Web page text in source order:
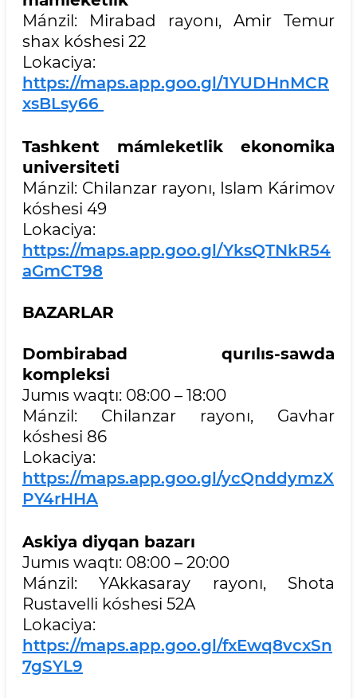
Mánzil: Mirabad rayonı, Amir Temur
shax kóshesi 22
Lokaciya:
https://maps.app.goo.gl/1YUDHnMCR
xsBLsy66
Tashkent mámleketlik ekonomika
universiteti
Mánzil: Chilanzar rayonı, Islam Kárimov
kóshesi 49
Lokaciya:
https://maps.app.goo.gl/YksQTNkR54
aGmCT98
BAZARLAR
Dombirabad qurılıs-sawda
kompleksi
Jumıs waqtı: 08:00 – 18:00
Mánzil: Chilanzar rayonı, Gavhar
kóshesi 86
Lokaciya:
https://maps.app.goo.gl/ycQnddymzX
PY4rHHA
Askiya diyqan bazarı
Jumıs waqtı: 08:00 – 20:00
Mánzil: YAkkasaray rayonı, Shota
Rustavelli kóshesi 52A
Lokaciya:
https://maps.app.goo.gl/fxEwq8vcxSn
7gSYL9